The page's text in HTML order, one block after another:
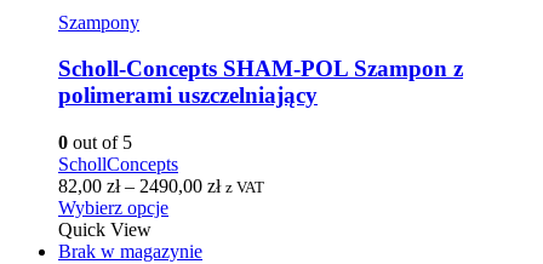
Szampony
Scholl-Concepts SHAM-POL Szampon z
polimerami uszczelniający
0 out of 5
SchollConcepts
82,00 zł– 2490,00 zł z VAT
Wybierz opcje
Quick View
Brak w magazynie